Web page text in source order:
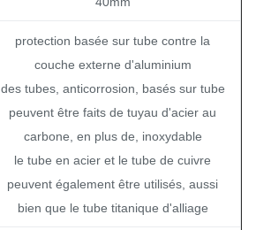
protection basée sur tube contre la
couche externe d'aluminium
des tubes, anticorrosion, basés sur tube
peuvent être faits de tuyau d'acier au
carbone, en plus de, inoxydable
le tube en acier et le tube de cuivre
peuvent également être utilisés, aussi
bien que le tube titanique d'alliage